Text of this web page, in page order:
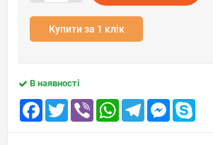
Купити за 1 клік
В наявності
Facebook
TwitterViber WhatsAppTelegramMessenger